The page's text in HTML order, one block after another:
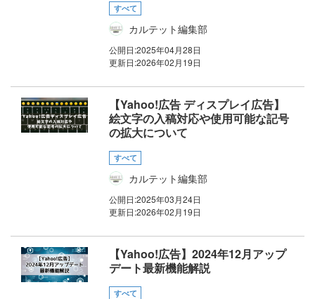
すべて
カルテット編集部
公開日:2025年04月28日
更新日:2026年02月19日
【Yahoo!広告 ディスプレイ広告】
絵文字の入稿対応や使用可能な記号
の拡大について
すべて
カルテット編集部
公開日:2025年03月24日
更新日:2026年02月19日
【Yahoo!広告】2024年12月アップ
デート最新機能解説
すべて